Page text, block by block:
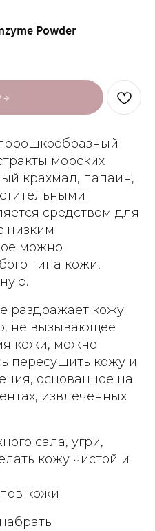
Powder
→
морских
крахмал, папаин,
средством для
низким
можно
типа кожи,
раздражает кожу.
не вызывающее
кожи, можно
пересушить кожу и
основанное на
извлеченных
сала, угри,
кожу чистой и
кожи